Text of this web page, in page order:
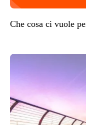
Che cosa ci vuole